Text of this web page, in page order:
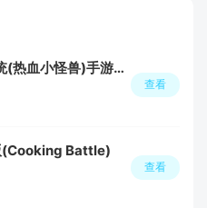
神级文明进化系统(热血小怪兽)手游最新版
查看
(Cooking Battle)
查看